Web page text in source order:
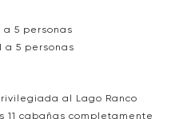
a 5 personas
a 5 personas
al Lago Ranco
cabañas completamente